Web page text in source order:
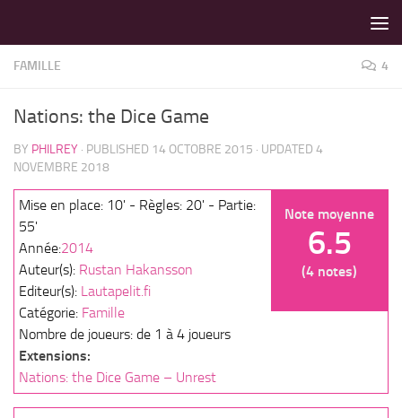
FAMILLE 4
Nations: the Dice Game
BY PHILREY · PUBLISHED 14 OCTOBRE 2015 · UPDATED 4
NOVEMBRE 2018
Note moyenne
6.5
(4 notes)
Mise en place: 10' - Règles: 20' - Partie:
55'
Année:2014
Auteur(s): Rustan Hakansson
Editeur(s): Lautapelit.fi
Catégorie: Famille
Nombre de joueurs: de 1 à 4 joueurs
Extensions:
Nations: the Dice Game – Unrest